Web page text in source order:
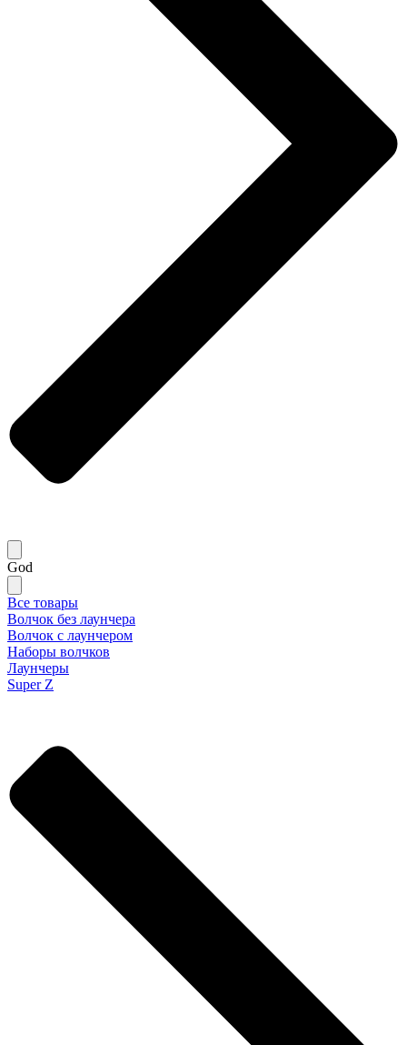
God
Все товары
Волчок без лаунчера
Волчок с лаунчером
Наборы волчков
Лаунчеры
Super Z